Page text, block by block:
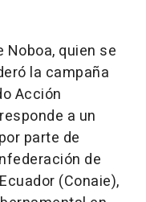
Noboa, quien se
la campaña
Acción
a un
parte de
de
(Conaie),